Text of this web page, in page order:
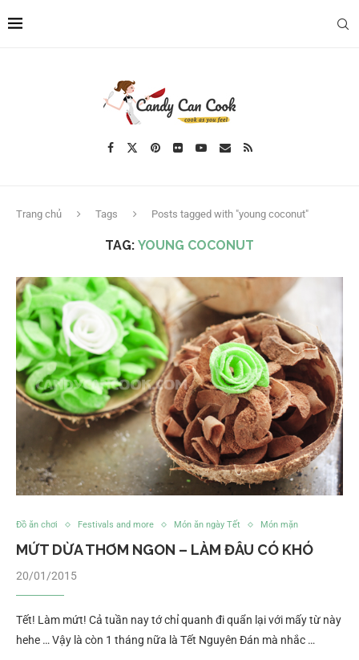
Trang chủ Tags Posts tagged with "young coconut"
TAG: YOUNG COCONUT
Đồ ăn chơi Festivals and more Món ăn ngày Tết Món mặn
MỨT DỪA THƠM NGON – LÀM ĐÂU CÓ KHÓ
20/01/2015
Tết! Làm mứt! Cả tuần nay tớ chỉ quanh đi quẩn lại với mấy từ này
hehe … Vậy là còn 1 tháng nữa là Tết Nguyên Đán mà nhắc …